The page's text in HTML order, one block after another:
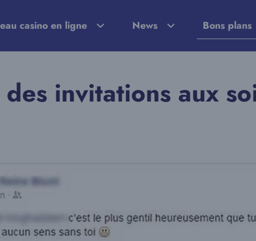
casino en ligne News Bons plans
invitations aux